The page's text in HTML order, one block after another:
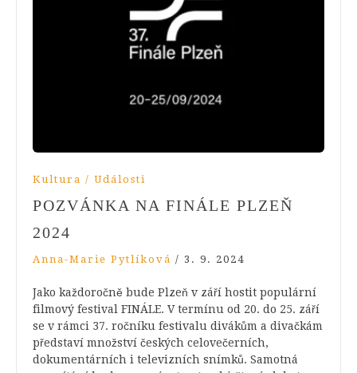
Kultura / Události
POZVÁNKA NA FINÁLE PLZEŇ
2024
Anna-Marie Pytlíková / 3. 9. 2024
Jako každoročně bude Plzeň v září hostit populární
filmový festival FINÁLE. V termínu od 20. do 25. září
se v rámci 37. ročníku festivalu divákům a divačkám
představí množství českých celovečerních,
dokumentárních i televizních snímků. Samotná